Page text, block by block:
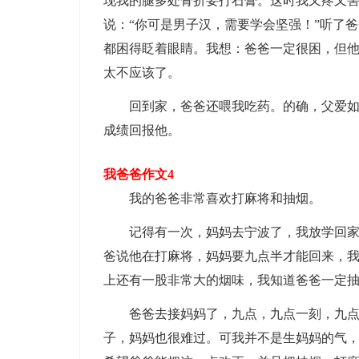
说：“你可是男子汉，需要学会坚强！”听了
都困得眨着眼睛。我想：爸爸一定很困，但
太不应该了。
回到家，爸爸还喂我吃药。的确，父爱如
成绩回报他。
我爸爸作文4
我的爸爸非常喜欢打麻将和抽烟。
记得有一次，妈妈去宁波了，我放学回家
爸说他在打麻将，妈妈要九点半才能回来，
上还有一股非常大的烟味，我知道爸爸一定
爸爸去接妈妈了，九点，九点一刻，九
子，妈妈也很难过。可我并不是生妈妈的气